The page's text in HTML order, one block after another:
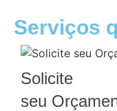
Serviços
Solicite
seu